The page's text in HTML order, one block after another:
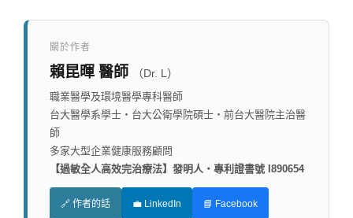
關於作者
賴昆暉 醫師 （Dr. L）
職業醫學及環境醫學專科醫師
台大醫學系學士・台大公衛學院碩士・前台大醫院主治醫
師
多家大型企業健康服務顧問
【過敏全人高效完治療法】發明人・專利證書號 I890654
🔗 作者的話 💼 LinkedIn 📘 Facebook